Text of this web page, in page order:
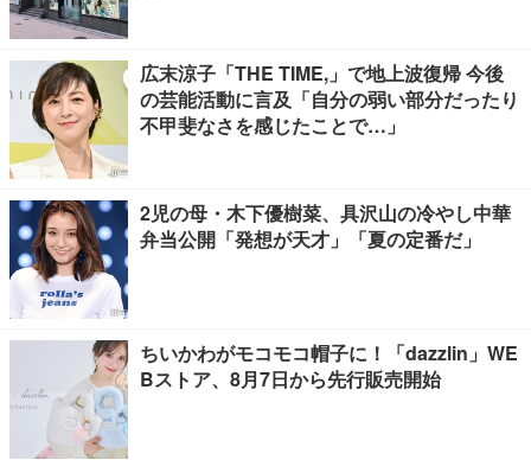
広末涼子「THE TIME,」で地上波復帰 今後
の芸能活動に言及「自分の弱い部分だったり
不甲斐なさを感じたことで…」
2児の母・木下優樹菜、具沢山の冷やし中華
弁当公開「発想が天才」「夏の定番だ」
ちいかわがモコモコ帽子に！「dazzlin」WE
Bストア、8月7日から先行販売開始